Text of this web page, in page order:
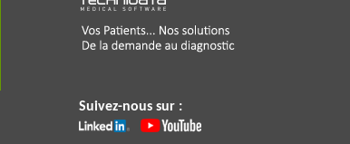
Suivez-nous sur :